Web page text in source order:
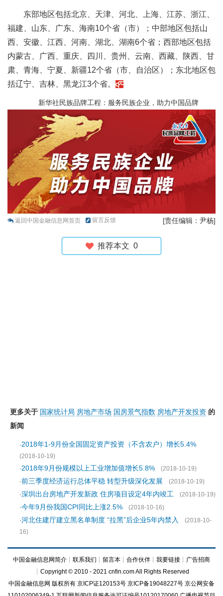
东部地区包括北京、天津、河北、上海、江苏、浙江、
福建、山东、广东、海南10个省（市）；中部地区包括山
西、安徽、江西、河南、湖北、湖南6个省；西部地区包括
内蒙古、广西、重庆、四川、贵州、云南、西藏、陕西、甘
肃、青海、宁夏、新疆12个省（市、自治区）；东北地区包
括辽宁、吉林、黑龙江3个省。
新华社民族品牌工程：服务民族企业，助力中国品牌
返回中国金融信息网首页 留言反馈 [责任编辑：尹杨]
推荐本文 0
更多关于 国家统计局 房地产市场 国房景气指数 房地产开发投资 的
新闻
·2018年1-9月份全国固定资产投资（不含农户）增长5.4%
(2018-10-19)
·2018年9月份规模以上工业增加值增长5.8%
(2018-10-19)
·前三季度经济运行总体平稳 转型升级深化发展
(2018-10-19)
·深圳出台房地产开发新政 住房项目设定4年内竣工
(2018-10-19)
·今年9月份我国CPI同比上涨2.5%
(2018-10-16)
·河北住建厅建立黑名单制度 “拉黑”后企业5年内禁入
(2018-10-
16)
中国金融信息网简介 ┊ 联系我们 ┊ 留言本 ┊ 合作伙伴 ┊ 我要链接 ┊ 广告招商
┊Copyright © 2010 - 2021 cnfin.com All Rights Reserved
中国金融信息网 版权所有 京ICP证120153号 京ICP备19048227号 京公网安备